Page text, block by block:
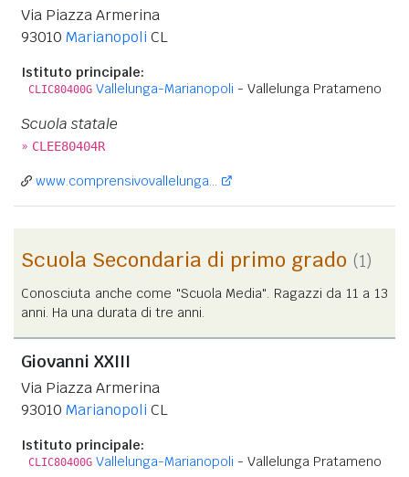
Via Piazza Armerina
93010 Marianopoli CL
Istituto principale:
CLIC80400G Vallelunga-Marianopoli - Vallelunga Pratameno
Scuola statale
» CLEE80404R
www.comprensivovallelunga...
Scuola Secondaria di primo grado (1)
Conosciuta anche come "Scuola Media". Ragazzi da 11 a 13
anni. Ha una durata di tre anni.
Giovanni XXIII
Via Piazza Armerina
93010 Marianopoli CL
Istituto principale:
CLIC80400G Vallelunga-Marianopoli - Vallelunga Pratameno